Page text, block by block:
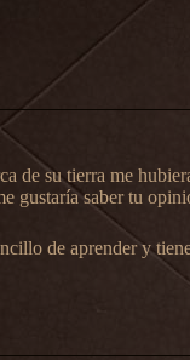
de su tierra me
gustaría saber tu
de aprender y